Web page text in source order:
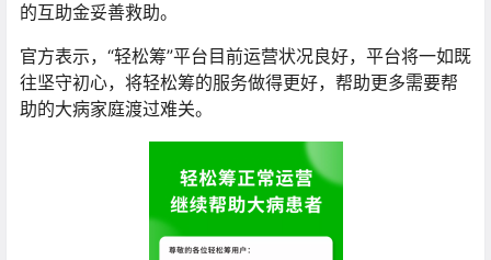
的互助金妥善救助。
官方表示，“轻松筹”平台目前运营状况良好，平台将一如既
往坚守初心，将轻松筹的服务做得更好，帮助更多需要帮
助的大病家庭渡过难关。